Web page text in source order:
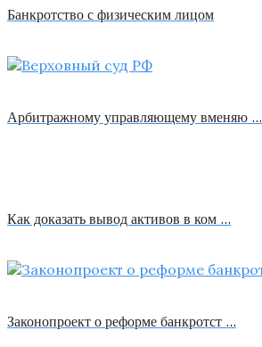
Банкротство с физическим лицом
Арбитражному управляющему вменяю …
Как доказать вывод активов в ком …
Законопроект о реформе банкротст …